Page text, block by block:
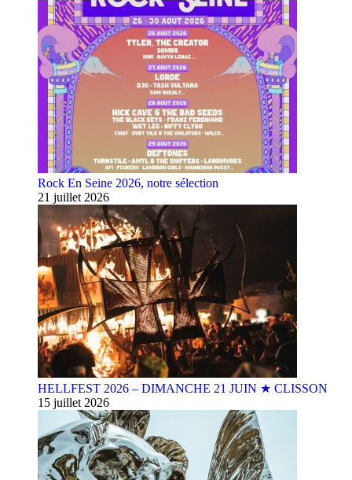
Rock En Seine 2026, notre sélection
21 juillet 2026
HELLFEST 2026 – DIMANCHE 21 JUIN ★ CLISSON
15 juillet 2026